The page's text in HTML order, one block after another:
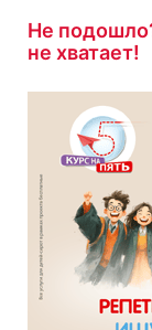
Не
не хватает!